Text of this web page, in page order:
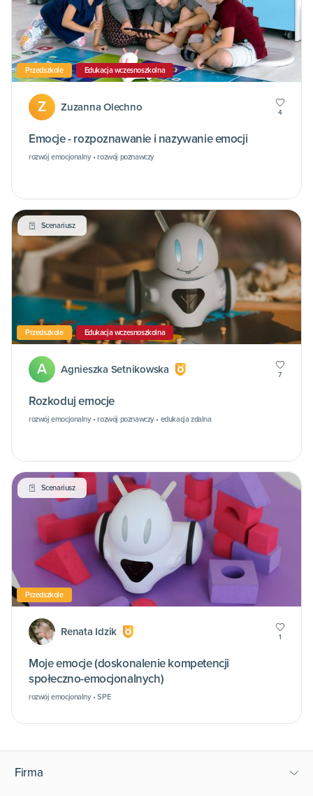
Przedszkole Edukacja wczesnoszkolna
Z Zuzanna Olechno 4
Emocje - rozpoznawanie i nazywanie emocji
rozwój emocjonalny • rozwój poznawczy
Scenariusz
Przedszkole Edukacja wczesnoszkolna
A Agnieszka Setnikowska 7
Rozkoduj emocje
rozwój emocjonalny • rozwój poznawczy • edukacja zdalna
Scenariusz
Przedszkole
Renata Idzik 1
Moje emocje (doskonalenie kompetencji
społeczno-emocjonalnych)
rozwój emocjonalny • SPE
Firma